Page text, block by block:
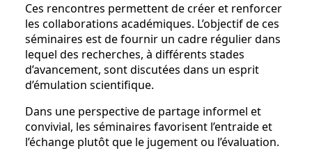
Ces rencontres permettent de créer et renforcer
les collaborations académiques. L’objectif de ces
séminaires est de fournir un cadre régulier dans
lequel des recherches, à différents stades
d’avancement, sont discutées dans un esprit
d’émulation scientifique.
Dans une perspective de partage informel et
convivial, les séminaires favorisent l’entraide et
l’échange plutôt que le jugement ou l’évaluation.